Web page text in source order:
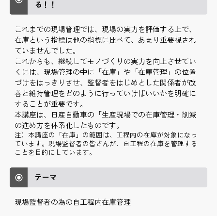
る！！
これまでの現場管理では、現場の実力を評価する上で、
在庫という指標は他の指標に比べて、あまり重要視され
ていませんでした。
これからも、継続してモノづくりの実力を向上させてい
くには、現場管理の中に「在庫」や「在庫管理」の位置
づけをはっきりさせ、監督者をはじめとした関係者が改
善と維持管理をどのように行っていけばいいかを明確に
することが重要です。
本講座は、日産自動車の「生産現場での在庫管理・削減
の進め方を体系化したものです。
注）本講座の「在庫」の範囲は、工程内の在庫が対象になっ
ています。現場監督者の皆さんが、自工程の在庫を管理する
ことを目的にしています。
テーマ
現場監督者の為の自工程内在庫管理